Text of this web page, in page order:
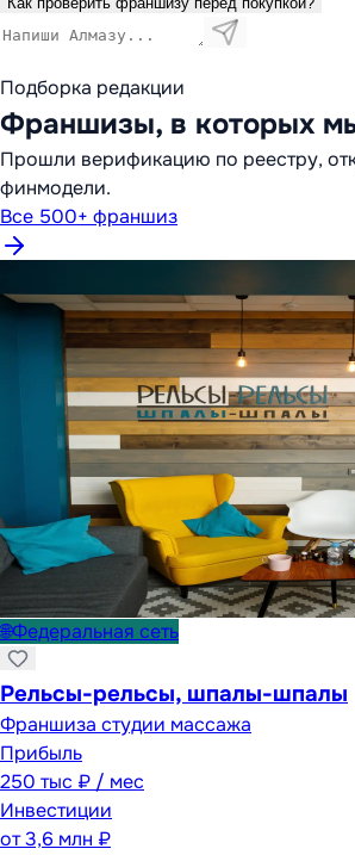
Подборка редакции
Франшизы, в которых
Прошли верификацию по реестру,
финмодели.
Все 500+ франшиз
🌐Федеральная сеть
Рельсы-рельсы, шпалы-шпалы
Франшиза студии массажа
Прибыль
250 тыс ₽ / мес
Инвестиции
от3,6 млн ₽